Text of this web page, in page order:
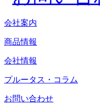
会社案内
商品情報
会社情報
プルータス・コラム
お問い合わせ